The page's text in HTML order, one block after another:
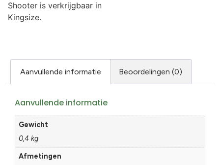
Shooter is verkrijgbaar in
Kingsize.
Aanvullende informatie Beoordelingen (0)
Aanvullende informatie
Gewicht
0,4 kg
Afmetingen